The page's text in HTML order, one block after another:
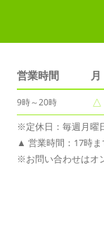
営業時間 月
9時～20時 △
※定休日：毎週月曜
▲ 営業時間：17時ま
※お問い合わせはオ